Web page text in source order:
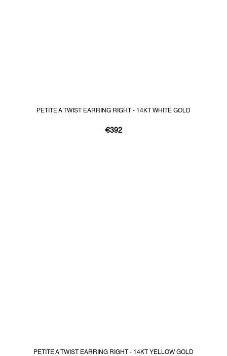
PETITE A TWIST EARRING RIGHT - 14KT WHITE GOLD
€392
PETITE A TWIST EARRING RIGHT - 14KT YELLOW GOLD